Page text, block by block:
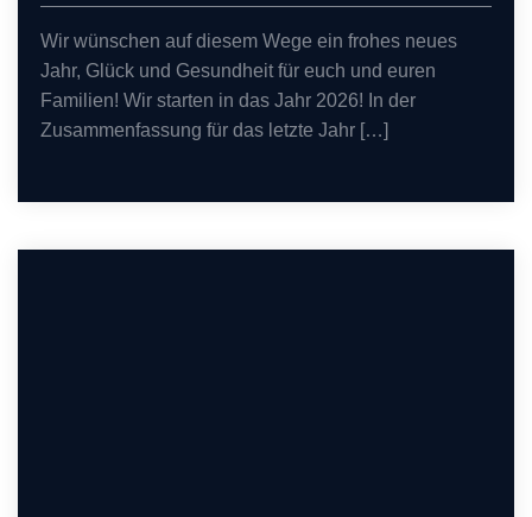
Wir wünschen auf diesem Wege ein frohes neues
Jahr, Glück und Gesundheit für euch und euren
Familien! Wir starten in das Jahr 2026! In der
Zusammenfassung für das letzte Jahr […]